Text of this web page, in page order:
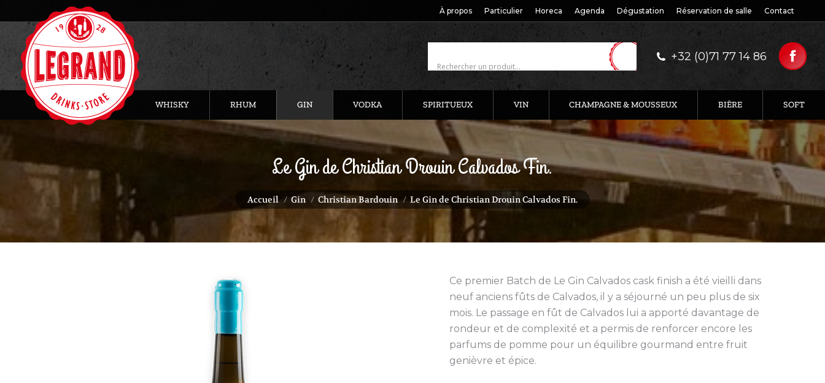
À propos Particulier Horeca Agenda Dégustation Réservation de salle Contact
+32 (0)71 77 14 86
WHISKY RHUM GIN VODKA SPIRITUEUX VIN CHAMPAGNE & MOUSSEUX BIÈRE SOFT
Le Gin de Christian Drouin Calvados Fin.
Accueil Gin Christian Bardouin Le Gin de Christian Drouin Calvados Fin.
Ce premier Batch de Le Gin Calvados cask finish a été vieilli dans
neuf anciens fûts de Calvados, il y a séjourné un peu plus de six
mois. Le passage en fût de Calvados lui a apporté davantage de
rondeur et de complexité et a permis de renforcer encore les
parfums de pomme pour un équilibre gourmand entre fruit
genièvre et épice.